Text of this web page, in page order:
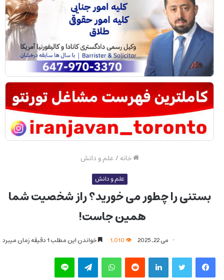
خانه/علم و دانش
علم و دانش
بستنی را چطور می خورید؟ راز شخصیت شما
همین جاست!
می 22, 2025 خواندن این مطلب 1 دقیقه زمان میبرد
فیس بوک توییتر لینکدین‫رددیت واتس آپ تلگرام لاین